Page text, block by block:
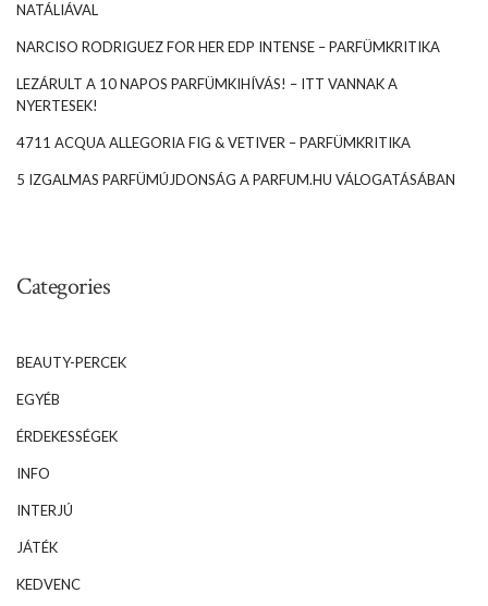
NATÁLIÁVAL
NARCISO RODRIGUEZ FOR HER EDP INTENSE – PARFÜMKRITIKA
LEZÁRULT A 10 NAPOS PARFÜMKIHÍVÁS! – ITT VANNAK A
NYERTESEK!
4711 ACQUA ALLEGORIA FIG & VETIVER – PARFÜMKRITIKA
5 IZGALMAS PARFÜMÚJDONSÁG A PARFUM.HU VÁLOGATÁSÁBAN
Categories
BEAUTY-PERCEK
EGYÉB
ÉRDEKESSÉGEK
INFO
INTERJÚ
JÁTÉK
KEDVENC